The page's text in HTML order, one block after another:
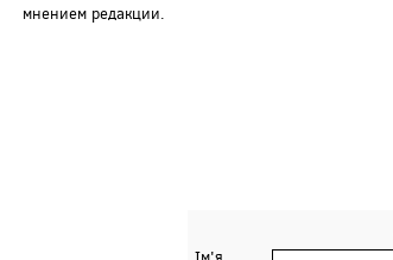
мнением редакции.